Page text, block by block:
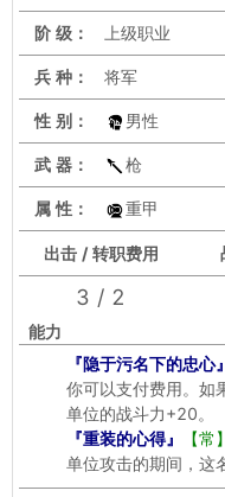
阶 级： 上级职业
兵 种： 将军
性 别： 男性
武 器： 枪
属 性： 重甲
出击 / 转职费用
3 / 2
能力
『隐于污名下的忠心』
你可以支付费用。如
单位的战斗力+20。
『重装的心得』
【常】
单位攻击的期间，这